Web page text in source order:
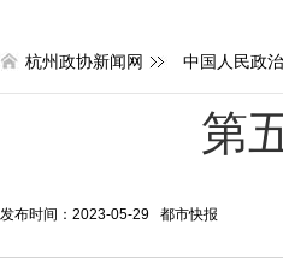
杭州政协新闻网 中国人民政
第
发布时间：2023-05-29 都市快报